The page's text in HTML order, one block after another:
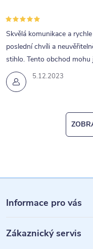
5.12.2023
Skvělá komunikace a
poslední chvíli a
stihlo. Tento obchod
á
p
a
Informace pro vás
Zákaznický servis